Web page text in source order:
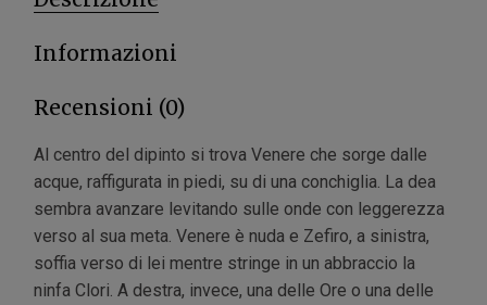
Informazioni
Recensioni (0)
Al centro del dipinto si trova Venere che sorge dalle
acque, raffigurata in piedi, su di una conchiglia. La dea
sembra avanzare levitando sulle onde con leggerezza
verso al sua meta. Venere è nuda e Zefiro, a sinistra,
soffia verso di lei mentre stringe in un abbraccio la
ninfa Clori. A destra, invece, una delle Ore o una delle